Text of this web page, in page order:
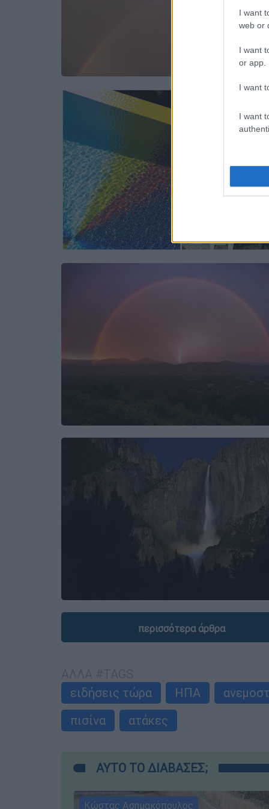
I want
web or
I want
or app.
I want
I want
περισσότερα άρθρα
ειδήσεις τώρα
ΗΠΑ
πισίνα
ατάκες
ΑΥΤΟ ΤΟ ΔΙΑΒΑΣΕΣ;
Κώστας Ασημακόπουλος